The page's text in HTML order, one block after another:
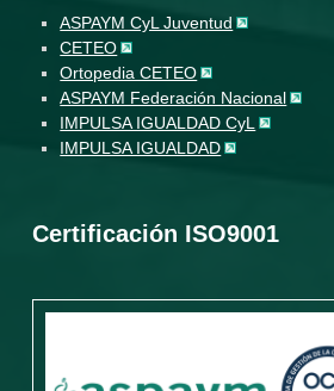
ASPAYM CyL Juventud
CETEO
Ortopedia CETEO
ASPAYM Federación Nacional
IMPULSA IGUALDAD CyL
IMPULSA IGUALDAD
Certificación ISO9001